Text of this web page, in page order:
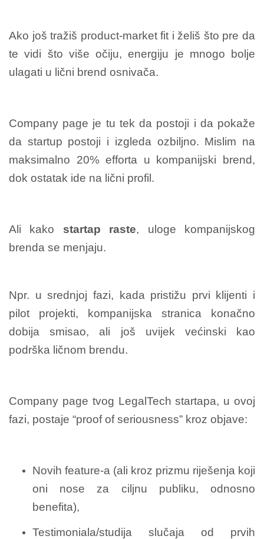
Ako još tražiš product-market fit i želiš što pre da
te vidi što više očiju, energiju je mnogo bolje
ulagati u lični brend osnivača.
Company page je tu tek da postoji i da pokaže
da startup postoji i izgleda ozbiljno. Mislim na
maksimalno 20% efforta u kompanijski brend,
dok ostatak ide na lični profil.
Ali kako startap raste, uloge kompanijskog
brenda se menjaju.
Npr. u srednjoj fazi, kada pristižu prvi klijenti i
pilot projekti, kompanijska stranica konačno
dobija smisao, ali još uvijek većinski kao
podrška ličnom brendu.
Company page tvog LegalTech startapa, u ovoj
fazi, postaje “proof of seriousness” kroz objave:
Novih feature-a (ali kroz prizmu riješenja koji
oni nose za ciljnu publiku, odnosno
benefita),
Testimoniala/studija slučaja od prvih